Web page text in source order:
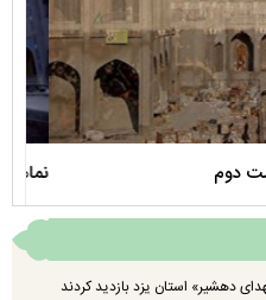
علیها
دهشیر» استان یزد بازدید کردند